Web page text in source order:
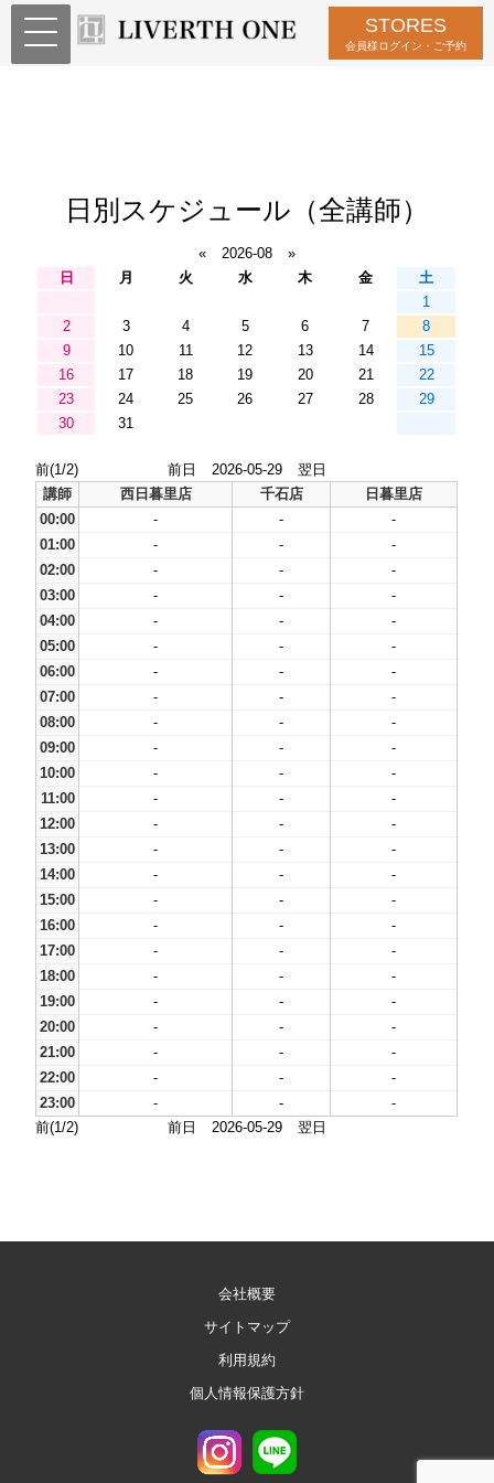
STORES
会員様ログイン・ご予約
日別スケジュール（全講師）
« 2026-08
»
日
月 火 水 木 金
土
1
2
3 4 5 6 7
8
9
10 11 12 13 14
15
16
17 18 19 20 21
22
23
24 25 26 27 28
29
30
31
前(1/2) 前日 2026-05-29
翌日
講師
西日暮里店 千石店
日暮里店
00:00
- -
-
01:00
- -
-
02:00
- -
-
03:00
- -
-
04:00
- -
-
05:00
- -
-
06:00
- -
-
07:00
- -
-
08:00
- -
-
09:00
- -
-
10:00
- -
-
11:00
- -
-
12:00
- -
-
13:00
- -
-
14:00
- -
-
15:00
- -
-
16:00
- -
-
17:00
- -
-
18:00
- -
-
19:00
- -
-
20:00
- -
-
21:00
- -
-
22:00
- -
-
23:00
- -
-
前(1/2)
前日 2026-05-29 翌日
会社概要
サイトマップ
利用規約
個人情報保護方針